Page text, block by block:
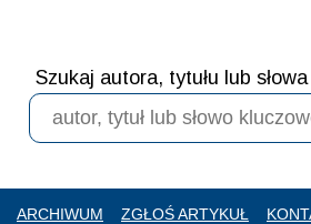
Szukaj autora, tytułu lub
ARCHIWUM ZGŁOŚ ARTYKUŁ